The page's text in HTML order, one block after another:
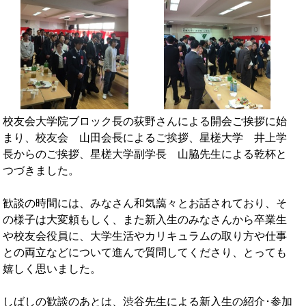
校友会大学院ブロック長の荻野さんによる開会ご挨拶に始
まり、校友会 山田会長によるご挨拶、星槎大学 井上学
長からのご挨拶、星槎大学副学長 山脇先生による乾杯と
つづきました。
歓談の時間には、みなさん和気藹々とお話されており、そ
の様子は大変頼もしく、また新入生のみなさんから卒業生
や校友会役員に、大学生活やカリキュラムの取り方や仕事
との両立などについて進んで質問してくださり、とっても
嬉しく思いました。
しばしの歓談のあとは、渋谷先生による新入生の紹介･参加